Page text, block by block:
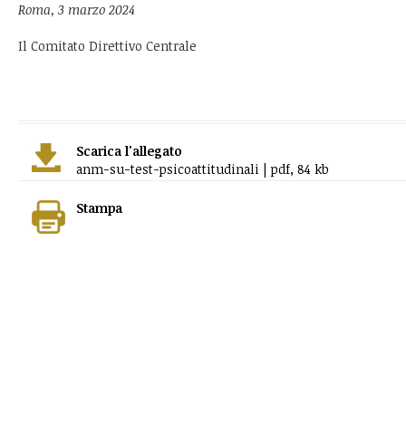
Roma, 3 marzo 2024
Il Comitato Direttivo Centrale
Scarica l'allegato
anm-su-test-psicoattitudinali | pdf, 84 kb
Stampa